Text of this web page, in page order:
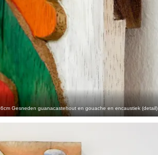
Gesneden guanacastehout en gouache en encaustiek (detail)